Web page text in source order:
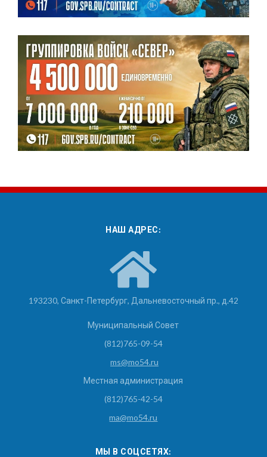
НАШ АДРЕС:
193230, Санкт-Петербург, Дальневосточный пр., д.42
Муниципальный Совет
(812)765-09-54
ms@mo54.ru
Местная администрация
(812)765-42-54
ma@mo54.ru
МЫ В СОЦСЕТЯХ: